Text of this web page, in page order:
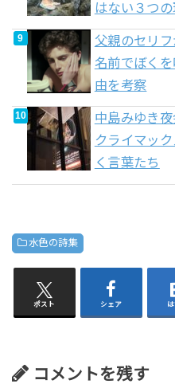
はない３つ
父親のセリ
名前でぼく
由を考察
中島みゆき
クライマッ
く言葉たち
水色の詩集
ポスト シェア
コメントを残す